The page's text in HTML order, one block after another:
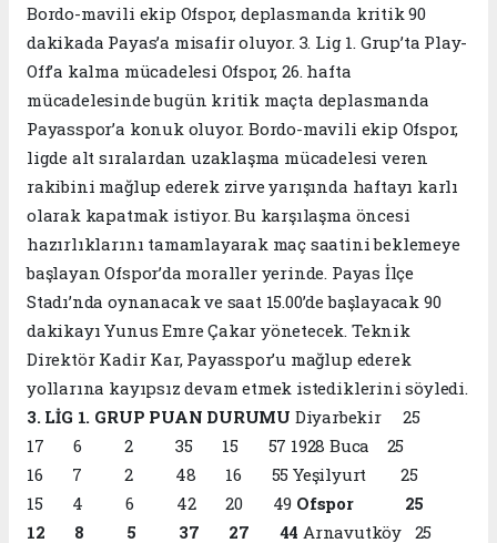
Bordo-mavili ekip Ofspor, deplasmanda kritik 90
dakikada Payas’a misafir oluyor. 3. Lig 1. Grup’ta Play-
Off’a kalma mücadelesi Ofspor, 26. hafta
mücadelesinde bugün kritik maçta deplasmanda
Payasspor’a konuk oluyor. Bordo-mavili ekip Ofspor,
ligde alt sıralardan uzaklaşma mücadelesi veren
rakibini mağlup ederek zirve yarışında haftayı karlı
olarak kapatmak istiyor. Bu karşılaşma öncesi
hazırlıklarını tamamlayarak maç saatini beklemeye
başlayan Ofspor’da moraller yerinde. Payas İlçe
Stadı’nda oynanacak ve saat 15.00’de başlayacak 90
dakikayı Yunus Emre Çakar yönetecek. Teknik
Direktör Kadir Kar, Payasspor’u mağlup ederek
yollarına kayıpsız devam etmek istediklerini söyledi.
3. LİG 1. GRUP PUAN DURUMU Diyarbekir 25
17 6 2 35 15 57 1928 Buca 25
16 7 2 48 16 55 Yeşilyurt 25
15 4 6 42 20 49 Ofspor 25
12 8 5 37 27 44 Arnavutköy 25